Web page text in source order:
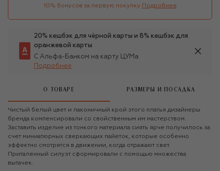
10% бонусов за первую покупку Подробнее
20% кешбэк для чёрной карты и 8% кешбэк для
оранжевой карты
С Альфа-Банком на карту ЦУМа
Подробнее
О ТОВАРЕ РАЗМЕРЫ И ПОСАДКА
Чистый белый цвет и лаконичный крой этого платья дизайнеры
бренда компенсировали со свойственным им мастерством.
Заставить изделие из тонкого материала сиять ярче получилось за
счет миниатюрных сверкающих пайеток, которые особенно
эффектно смотрятся в движении, когда отражают свет.
Приталенный силуэт сформировали с помощью множества
вытачек.